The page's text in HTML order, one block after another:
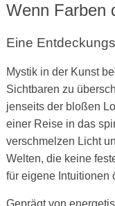
Wenn Farben
Eine
Mystik in der Kunst
Sichtbaren zu
jenseits der bloßen
einer Reise in das
verschmelzen Licht
Welten, die keine
für eigene Intuitionen
Geprägt von